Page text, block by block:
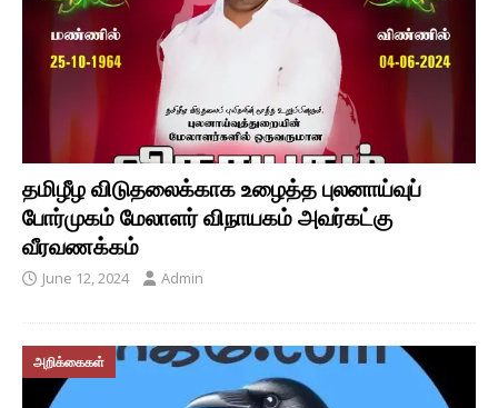
தமிழீழ விடுதலைக்காக உழைத்த புலனாய்வுப்
போர்முகம் மேலாளர் விநாயகம் அவர்கட்கு
வீரவணக்கம்
June 12, 2024 Admin
அறிக்கைகள்